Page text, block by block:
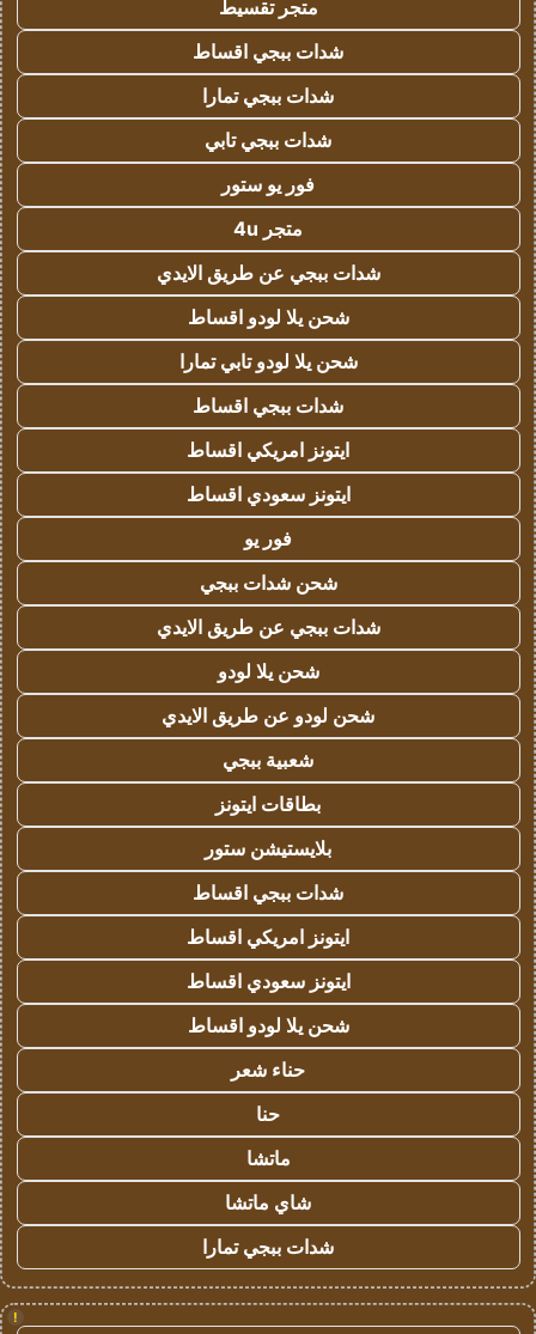
متجر تقسيط
شدات ببجي اقساط
شدات ببجي تمارا
شدات ببجي تابي
فور يو ستور
متجر 4u
شدات ببجي عن طريق الايدي
شحن يلا لودو اقساط
شحن يلا لودو تابي تمارا
شدات ببجي اقساط
ايتونز امريكي اقساط
ايتونز سعودي اقساط
فور يو
شحن شدات ببجي
شدات ببجي عن طريق الايدي
شحن يلا لودو
شحن لودو عن طريق الايدي
شعبية ببجي
بطاقات ايتونز
بلايستيشن ستور
شدات ببجي اقساط
ايتونز امريكي اقساط
ايتونز سعودي اقساط
شحن يلا لودو اقساط
حناء شعر
حنا
ماتشا
شاي ماتشا
شدات ببجي تمارا
!